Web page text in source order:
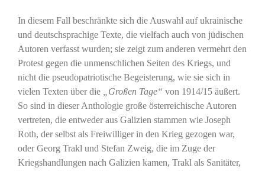
In diesem Fall beschränkte sich die Auswahl auf ukrainische
und deutschsprachige Texte, die vielfach auch von jüdischen
Autoren verfasst wurden; sie zeigt zum anderen vermehrt den
Protest gegen die unmenschlichen Seiten des Kriegs, und
nicht die pseudopatriotische Begeisterung, wie sie sich in
vielen Texten über die
„Großen Tage“ von 1914/15 äußert.
So sind in dieser Anthologie große österreichische Autoren
vertreten, die entweder aus Galizien stammen wie Joseph
Roth, der selbst als Freiwilliger in den Krieg gezogen war,
oder Georg Trakl und Stefan Zweig, die im Zuge der
Kriegshandlungen nach Galizien kamen, Trakl als Sanitäter,